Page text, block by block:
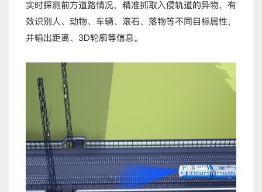
实时探测前方道路情况，精准抓取入侵轨道的异物，有
效识别人、动物、车辆、滚石、落物等不同目标属性，
并输出距离、3D轮廓等信息。